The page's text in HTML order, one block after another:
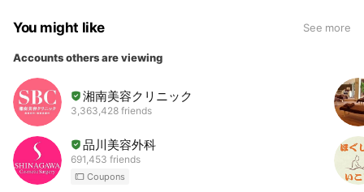
You might like See more
Accounts others are viewing
湘南美容クリニック
3,363,428 friends
品川美容外科
691,453 friends
Coupons